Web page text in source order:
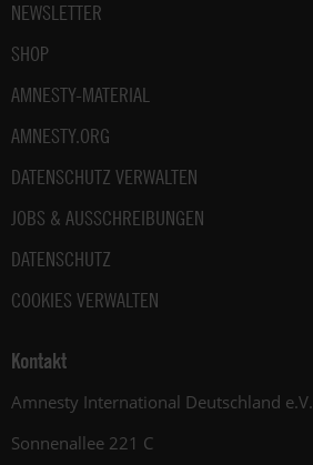
NEWSLETTER
SHOP
AMNESTY-MATERIAL
AMNESTY.ORG
DATENSCHUTZ VERWALTEN
JOBS & AUSSCHREIBUNGEN
DATENSCHUTZ
COOKIES VERWALTEN
Kontakt
Amnesty International Deutschland e.V.
Sonnenallee 221 C